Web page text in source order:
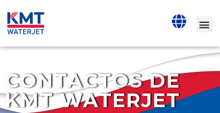
CONTACTOS DE
KMT WATERJET